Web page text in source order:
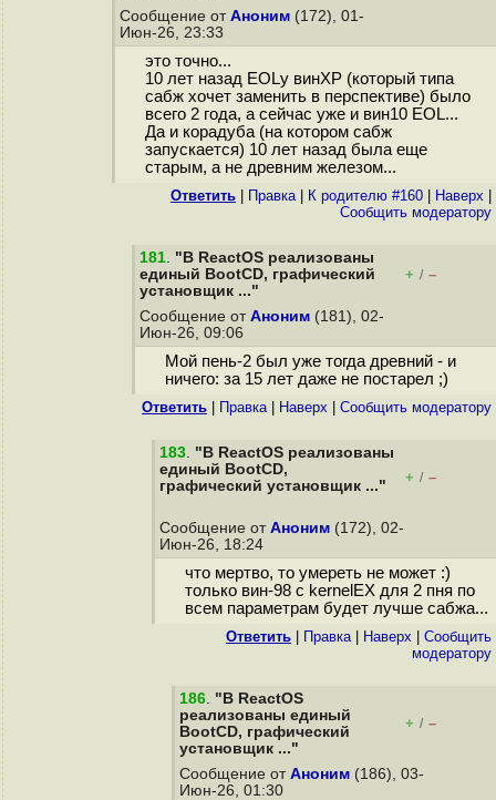
Сообщение от Аноним (172), 01-
Июн-26, 23:33
это точно...
10 лет назад EOLу винХР (который типа
сабж хочет заменить в перспективе) было
всего 2 года, а сейчас уже и вин10 EOL...
Да и корадуба (на котором сабж
запускается) 10 лет назад была еще
старым, а не древним железом...
Ответить Правка| К родителю #160 Наверх
Cообщить модератору
181. "В ReactOS реализованы
единый BootCD, графический
установщик ..."
+ / –
Сообщение от Аноним (181), 02-
Июн-26, 09:06
Мой пень-2 был уже тогда древний - и
ничего: за 15 лет даже не постарел ;)
Ответить Правка| Наверх Cообщить модератору
183. "В ReactOS реализованы
единый BootCD,
графический установщик ..."
+ / –
Сообщение от Аноним (172), 02-
Июн-26, 18:24
что мертво, то умереть не может :)
только вин-98 с kernelEX для 2 пня по
всем параметрам будет лучше сабжа...
Ответить Правка| Наверх
Cообщить
модератору
186. "В ReactOS
реализованы единый
BootCD, графический
установщик ..."
+ / –
Сообщение от Аноним (186), 03-
Июн-26, 01:30